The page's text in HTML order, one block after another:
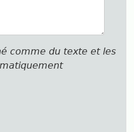
comme du texte et les